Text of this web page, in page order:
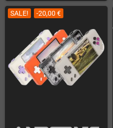
SALE! -20,00 €